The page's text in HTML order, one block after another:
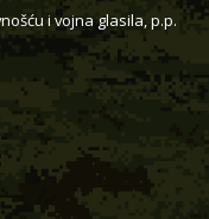
i vojna glasila, p.p.